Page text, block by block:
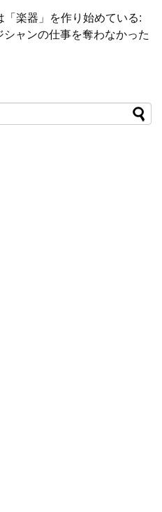
「楽器」を作り始めている:
ャンの仕事を奪わなかった